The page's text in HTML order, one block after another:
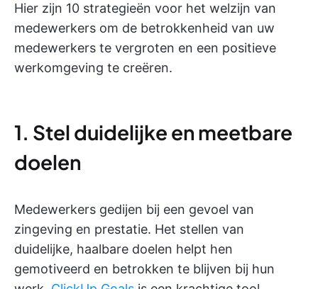
Hier zijn 10 strategieën voor het welzijn van
medewerkers om de betrokkenheid van uw
medewerkers te vergroten en een positieve
werkomgeving te creëren.
1. Stel duidelijke en meetbare
doelen
Medewerkers gedijen bij een gevoel van
zingeving en prestatie. Het stellen van
duidelijke, haalbare doelen helpt hen
gemotiveerd en betrokken te blijven bij hun